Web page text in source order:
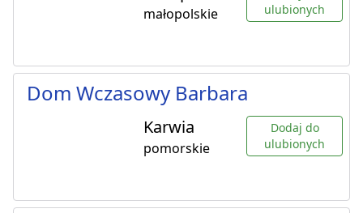
małopolskie
ulubionych
Dom Wczasowy Barbara
Karwia
pomorskie
Dodaj do
ulubionych